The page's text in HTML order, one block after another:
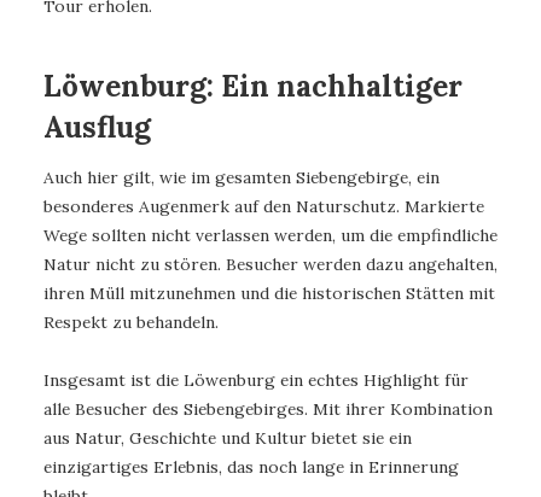
Tour erholen.
Löwenburg: Ein nachhaltiger
Ausflug
Auch hier gilt, wie im gesamten Siebengebirge, ein
besonderes Augenmerk auf den Naturschutz. Markierte
Wege sollten nicht verlassen werden, um die empfindliche
Natur nicht zu stören. Besucher werden dazu angehalten,
ihren Müll mitzunehmen und die historischen Stätten mit
Respekt zu behandeln.
Insgesamt ist die Löwenburg ein echtes Highlight für
alle Besucher des Siebengebirges. Mit ihrer Kombination
aus Natur, Geschichte und Kultur bietet sie ein
einzigartiges Erlebnis, das noch lange in Erinnerung